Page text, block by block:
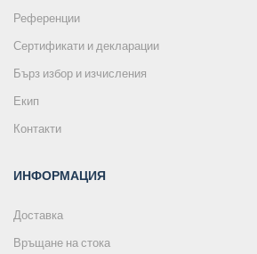
Референции
Сертификати и декларации
Бърз избор и изчисления
Екип
Контакти
ИНФОРМАЦИЯ
Доставка
Връщане на стока